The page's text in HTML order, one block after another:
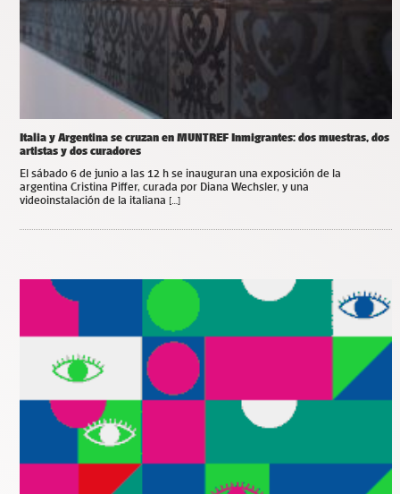
Italia y Argentina se cruzan en MUNTREF Inmigrantes: dos muestras, dos
artistas y dos curadores
El sábado 6 de junio a las 12 h se inauguran una exposición de la
argentina Cristina Piffer, curada por Diana Wechsler, y una
videoinstalación de la italiana […]